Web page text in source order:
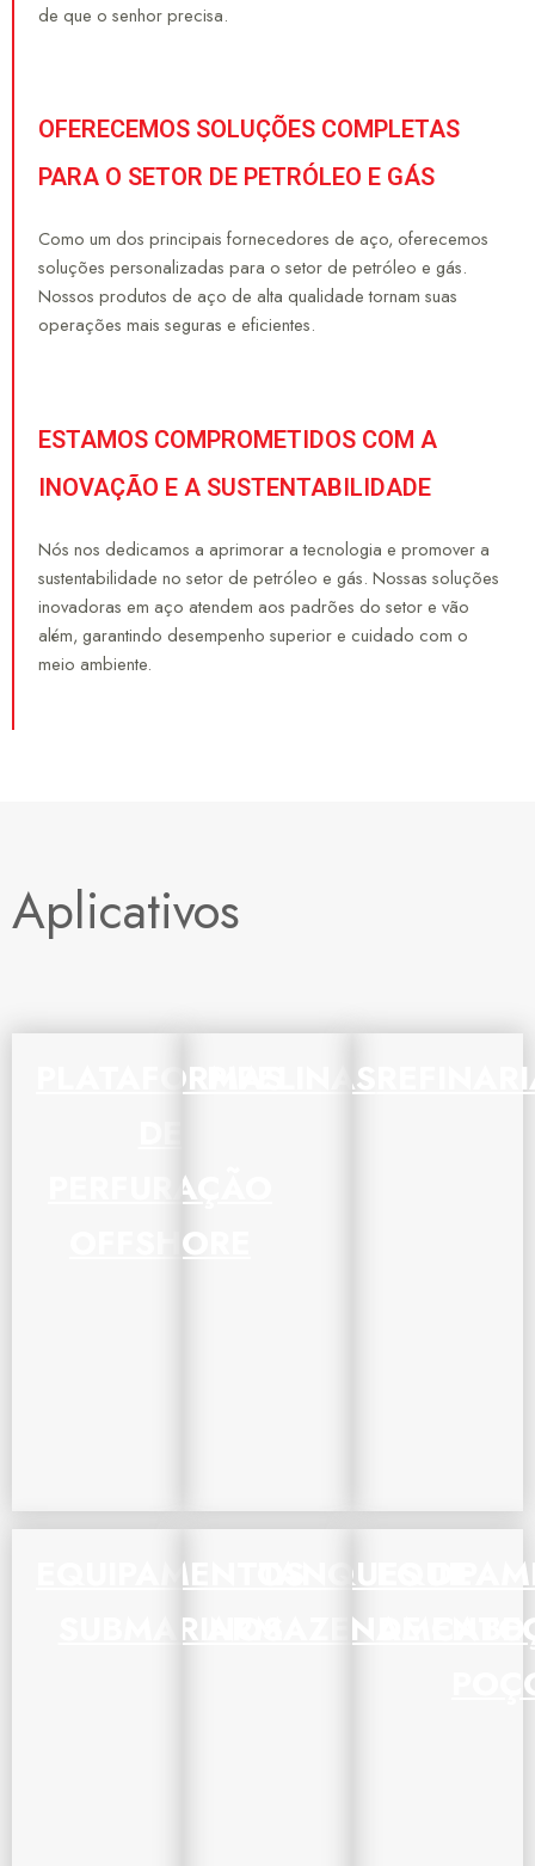
de que o senhor precisa.
OFERECEMOS SOLUÇÕES COMPLETAS
PARA O SETOR DE PETRÓLEO E GÁS
Como um dos principais fornecedores de aço, oferecemos
soluções personalizadas para o setor de petróleo e gás.
Nossos produtos de aço de alta qualidade tornam suas
operações mais seguras e eficientes.
ESTAMOS COMPROMETIDOS COM A
INOVAÇÃO E A SUSTENTABILIDADE
Nós nos dedicamos a aprimorar a tecnologia e promover a
sustentabilidade no setor de petróleo e gás. Nossas soluções
inovadoras em aço atendem aos padrões do setor e vão
além, garantindo desempenho superior e cuidado com o
meio ambiente.
Aplicativos
PLATAFORMAS
PERFURAÇÃO
OFFSHORE
PIPELINAS
EQUIPAMENTOS
SUBMARINOS
TANQUES DE
ARMAZENAMENTO
DE